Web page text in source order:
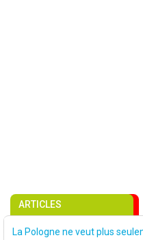
ARTICLES
La Pologne ne veut plus